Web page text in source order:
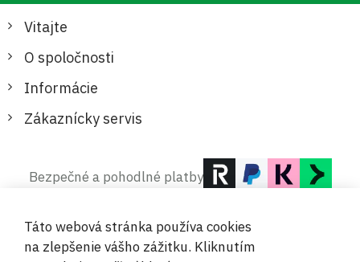
Vitajte
O spoločnosti
Informácie
Zákaznícky servis
Bezpečné a pohodlné platby
Táto webová stránka používa cookies
na zlepšenie vášho zážitku. Kliknutím